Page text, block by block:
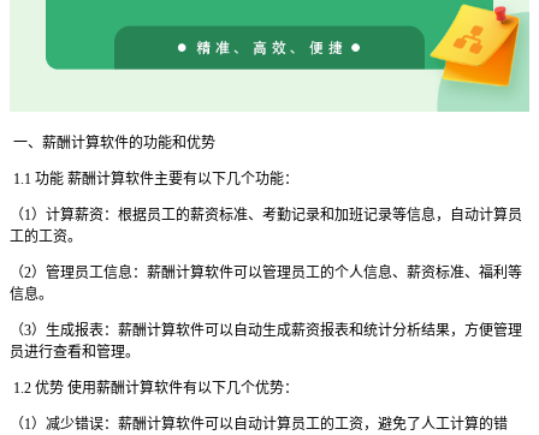
一、薪酬计算软件的功能和优势
1.1 功能 薪酬计算软件主要有以下几个功能：
（1）计算薪资：根据员工的薪资标准、考勤记录和加班记录等信息，自动计算员
工的工资。
（2）管理员工信息：薪酬计算软件可以管理员工的个人信息、薪资标准、福利等
信息。
（3）生成报表：薪酬计算软件可以自动生成薪资报表和统计分析结果，方便管理
员进行查看和管理。
1.2 优势 使用薪酬计算软件有以下几个优势：
（1）减少错误：薪酬计算软件可以自动计算员工的工资，避免了人工计算的错